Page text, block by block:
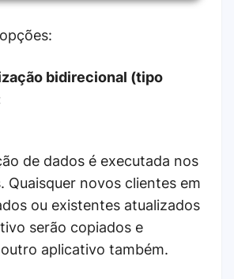
bidirecional (tipo
de dados é executada nos
Quaisquer novos clientes em
ou existentes atualizados
serão copiados e
aplicativo também.